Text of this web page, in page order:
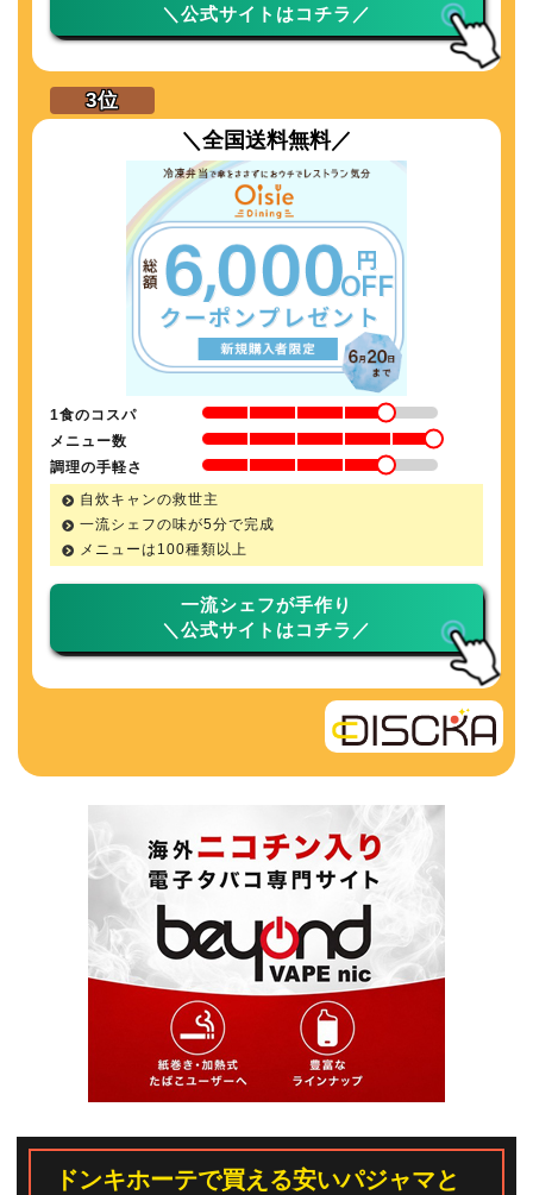
＼公式サイトはコチラ／
＼全国送料無料／
1食のコスパ
メニュー数
調理の手軽さ
自炊キャンの救世主
一流シェフの味が5分で完成
メニューは100種類以上
一流シェフが手作り
＼公式サイトはコチラ／
ドンキホーテで買える安いパジャマと